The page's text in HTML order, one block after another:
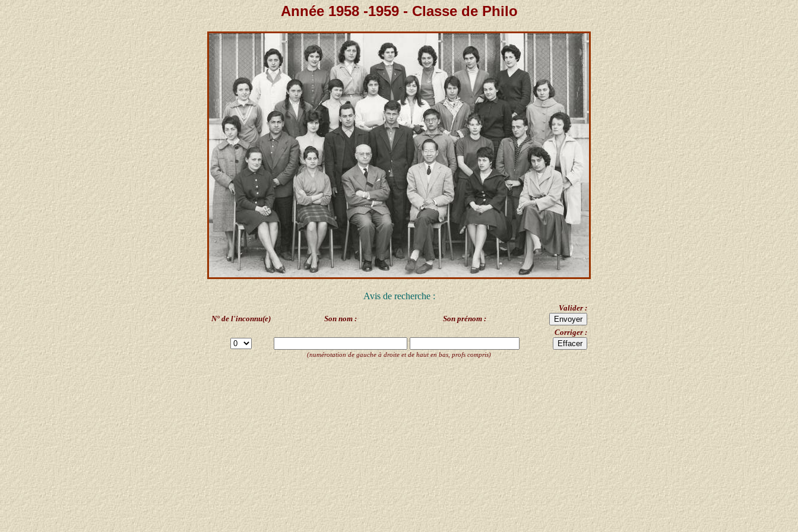
Année 1958 -1959 - Classe de Philo
Avis de recherche :
N° de l'inconnu(e) Son nom : Son prénom :
Valider :
Corriger :
(numérotation de gauche à droite et de haut en bas, profs compris)